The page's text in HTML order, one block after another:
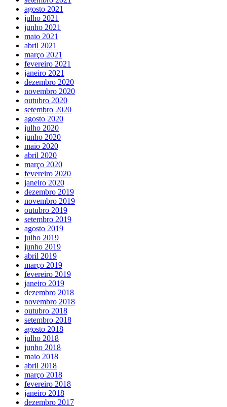
agosto 2021
julho 2021
junho 2021
maio 2021
abril 2021
março 2021
fevereiro 2021
janeiro 2021
dezembro 2020
novembro 2020
outubro 2020
setembro 2020
agosto 2020
julho 2020
junho 2020
maio 2020
abril 2020
março 2020
fevereiro 2020
janeiro 2020
dezembro 2019
novembro 2019
outubro 2019
setembro 2019
agosto 2019
julho 2019
junho 2019
abril 2019
março 2019
fevereiro 2019
janeiro 2019
dezembro 2018
novembro 2018
outubro 2018
setembro 2018
agosto 2018
julho 2018
junho 2018
maio 2018
abril 2018
março 2018
fevereiro 2018
janeiro 2018
dezembro 2017